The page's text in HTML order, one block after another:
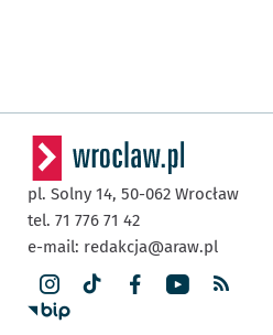
pl. Solny 14, 50-062 Wrocław
tel. 71 776 71 42
e-mail: redakcja@araw.pl